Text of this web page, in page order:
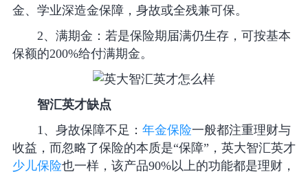
金、学业深造金保障，身故或全残兼可保。
2、满期金：若是保险期届满仍生存，可按基本
保额的200%给付满期金。
智汇英才缺点
1、身故保障不足： 年金保险一般都注重理财与
收益，而忽略了保险的本质是“保障”，英大智汇英才
少儿保险也一样，该产品90%以上的功能都是理财，